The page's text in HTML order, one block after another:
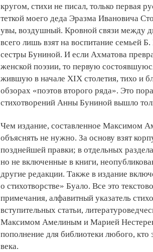
кругом, стихи не писал, только первая
теткой моего деда Эразма Ивановича
увы, воздушный. Кровной связи между
всего лишь взят на воспитание семьей
сестры Буниной. И если Ахматова
женской поэзии, то первую
жившую в начале XIX столетия, тихо и
обзорах «поэтов второго ряда». Это
стихотворений Анны Буниной вышло
Чем издание, составленное Максимом
объяснять не нужно. За основу взят
позднейшей правки; в отдельных
но не включенные в книги,
другие редакции. Также в издание
о стихотворстве» Буало. Все это
примечания, алфавитный указатель
вступительных статьи,
Максимом Амелиным и Марией
пополнение для библиотеки любого,
века.